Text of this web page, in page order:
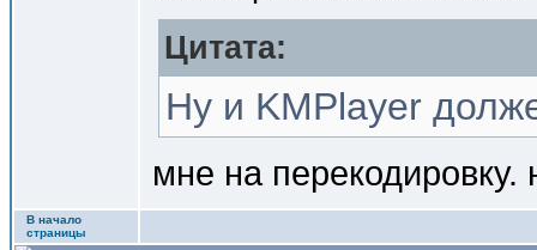
Цитата:
Ну и KMPlayer
мне на
В начало
страницы